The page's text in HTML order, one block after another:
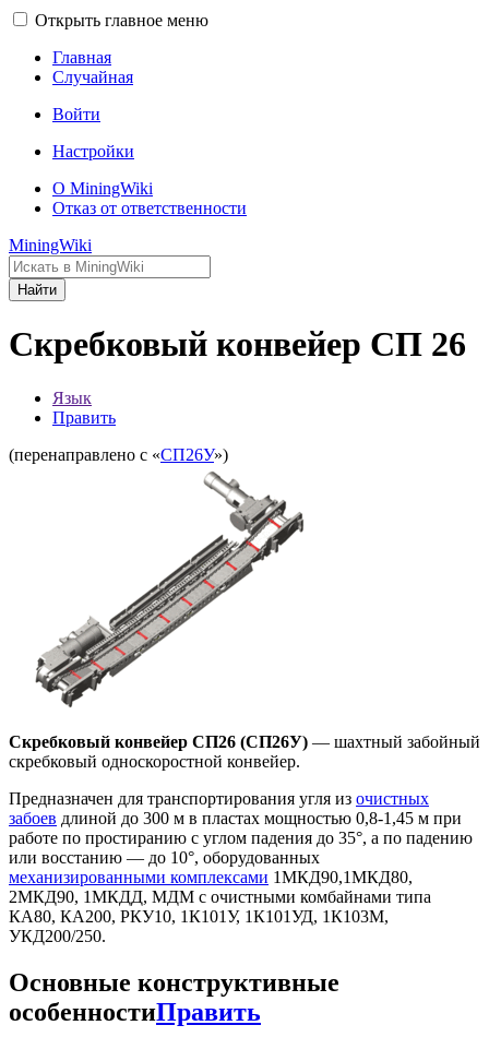
Открыть главное меню
Главная
Случайная
Войти
Настройки
О MiningWiki
Отказ от ответственности
MiningWiki
Найти
Скребковый конвейер СП 26
Язык
Править
(перенаправлено с «СП26У»)
Скребковый конвейер СП26 (СП26У) — шахтный забойный
скребковый односкоростной конвейер.
Предназначен для транспортирования угля из очистных
забоев длиной до 300 м в пластах мощностью 0,8-1,45 м при
работе по простиранию с углом падения до 35°, а по падению
или восстанию — до 10°, оборудованных
механизированными комплексами 1МКД90,1МКД80,
2МКД90, 1МКДД, МДМ c очистными комбайнами типа
КА80, КА200, РКУ10, 1К101У, 1К101УД, 1К103М,
УКД200/250.
Основные конструктивные
особенностиПравить